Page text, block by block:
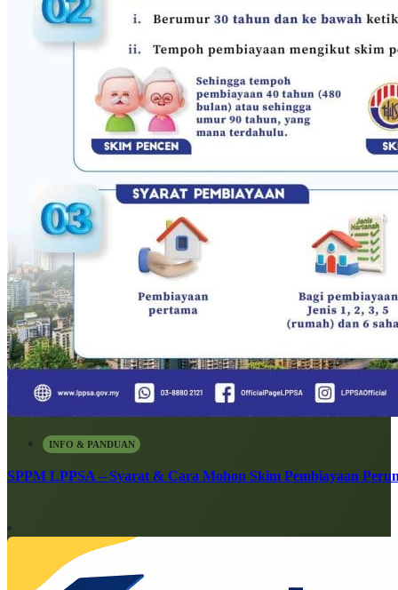
INFO & PANDUAN
SPPM LPPSA – Syarat & Cara Mohon Skim Pembiayaan